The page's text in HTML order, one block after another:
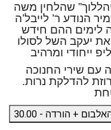
שהלחין משה
הנודע ר’ לייבל’ה
כמחווה לימים ההם חידש
את יעקב השל לסולו
עם שירי החנוכה
להדלקת נרות.